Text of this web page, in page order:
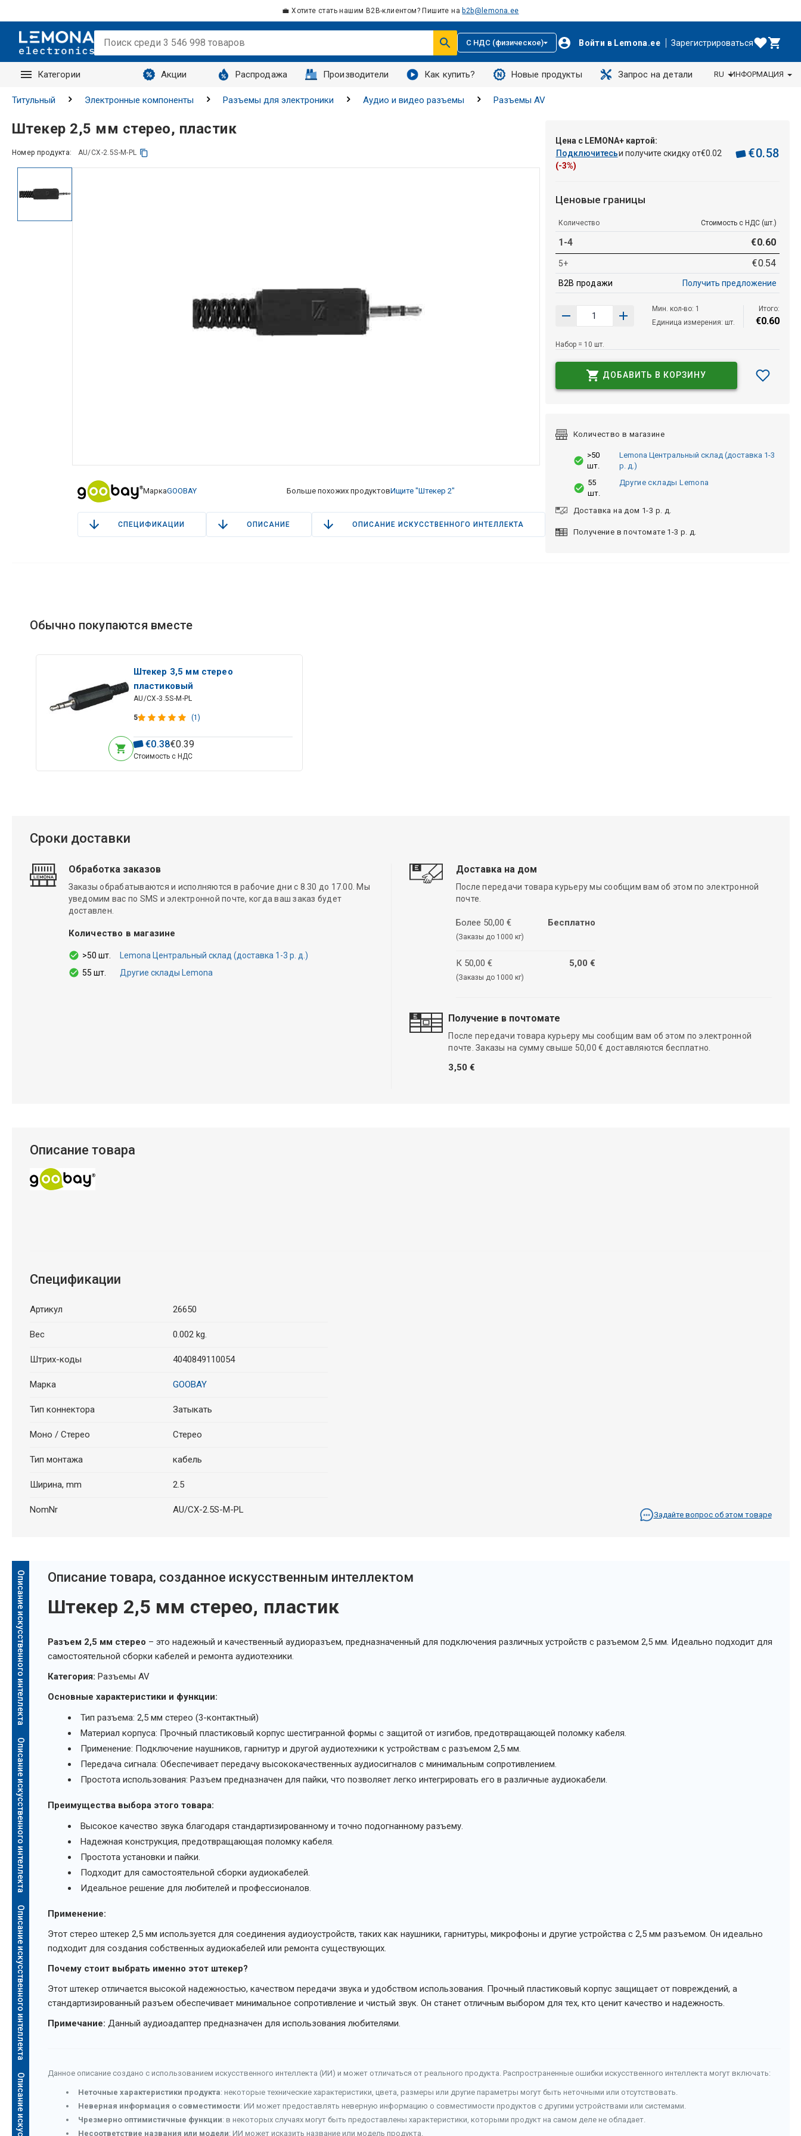
💼 Хотите стать нашим B2B-клиентом? Пишите на b2b@lemona.ee
С НДС (физическое) Войти в Lemona.ee Зарегистрироваться
Категории Акции Распродажа Производители Как купить? Новые продукты Запрос на детали
Запросы
RU ИНФОРМАЦИЯ
Титульный Электронные компоненты Разъемы для электроники Аудио и видео разъемы Разъемы AV
Штекер 2,5 мм стерео, пластик
Номер продукта: AU/CX-2.5S-M-PL
МаркаGOOBAY Больше похожих продуктовИщите "Штекер 2"
СПЕЦИФИКАЦИИ ОПИСАНИЕ ОПИСАНИЕ ИСКУССТВЕННОГО ИНТЕЛЛЕКТА
Цена с LEMONA+ картой:
Подключитесьи получите скидку от€0 02
(-3%)
€0.58
Ценовые границы
Количество Стоимость с НДС (шт.)
1-4 €0.60
5+ €0.54
B2B продажи Получить предложение
Мин. кол-во: 1
Единица измерения: шт.
Итого:
€0.60
Набор = 10 шт.
ДОБАВИТЬ В КОРЗИНУ
Количество в магазине
>50
шт.
Lemona Центральный склад (доставка 1-3
р. д.)
55
шт.
Другие склады Lemona
Доставка на дом 1-3 р. д.
Получение в почтомате 1-3 р. д.
Обычно покупаются вместе
Штекер 3,5 мм стерео
пластиковый
AU/CX-3.5S-M-PL
5 (1)
€0.38€0.39
Стоимость с НДС
Сроки доставки
Обработка заказов
Заказы обрабатываются и исполняются в рабочие дни с 8.30 до 17.00. Мы
уведомим вас по SMS и электронной почте, когда ваш заказ будет
доставлен.
Количество в магазине
>50 шт.
Lemona Центральный склад (доставка 1-3 р. д.)
55 шт.
Другие склады Lemona
Доставка на дом
После передачи товара курьеру мы сообщим вам об этом по электронной
почте.
Более 50,00 €
(Заказы до 1000 кг)
Бесплатно
К 50,00 €
(Заказы до 1000 кг)
5,00 €
Получение в почтомате
После передачи товара курьеру мы сообщим вам об этом по электронной
почте. Заказы на сумму свыше 50,00 € доставляются бесплатно.
3,50 €
Описание товара
Спецификации
Артикул 26650
Вес 0.002 kg.
Штрих-коды 4040849110054
Марка GOOBAY
Тип коннектора Затыкать
Моно / Стерео Стерео
Тип монтажа кабель
Ширина, mm 2.5
NomNr AU/CX-2.5S-M-PL Задайте вопрос об этом товаре
Описание искусственного интеллекта
Описание искусственного интеллекта
Описание искусственного интеллекта
Oписание товара, созданное искусственным интеллектом
Штекер 2,5 мм стерео, пластик
Разъем 2,5 мм стерео – это надежный и качественный аудиоразъем, предназначенный для подключения различных устройств с разъемом 2,5 мм. Идеально подходит для
самостоятельной сборки кабелей и ремонта аудиотехники.
Категория: Разъемы AV
Основные характеристики и функции:
Тип разъема: 2,5 мм стерео (3-контактный)
Материал корпуса: Прочный пластиковый корпус шестигранной формы с защитой от изгибов, предотвращающей поломку кабеля.
Применение: Подключение наушников, гарнитур и другой аудиотехники к устройствам с разъемом 2,5 мм.
Передача сигнала: Обеспечивает передачу высококачественных аудиосигналов с минимальным сопротивлением.
Простота использования: Разъем предназначен для пайки, что позволяет легко интегрировать его в различные аудиокабели.
Преимущества выбора этого товара:
Высокое качество звука благодаря стандартизированному и точно подогнанному разъему.
Надежная конструкция, предотвращающая поломку кабеля.
Простота установки и пайки.
Подходит для самостоятельной сборки аудиокабелей.
Идеальное решение для любителей и профессионалов.
Применение:
Этот стерео штекер 2,5 мм используется для соединения аудиоустройств, таких как наушники, гарнитуры, микрофоны и другие устройства с 2,5 мм разъемом. Он идеально
подходит для создания собственных аудиокабелей или ремонта существующих.
Почему стоит выбрать именно этот штекер?
Этот штекер отличается высокой надежностью, качеством передачи звука и удобством использования. Прочный пластиковый корпус защищает от повреждений, а
стандартизированный разъем обеспечивает минимальное сопротивление и чистый звук. Он станет отличным выбором для тех, кто ценит качество и надежность.
Примечание: Данный аудиоадаптер предназначен для использования любителями.
Данное описание создано с использованием искусственного интеллекта (ИИ) и может отличаться от реального продукта. Распространенные ошибки искусственного интеллекта могут включать:
Неточные характеристики продукта: некоторые технические характеристики, цвета, размеры или другие параметры могут быть неточными или отсутствовать.
Неверная информация о совместимости: ИИ может предоставлять неверную информацию о совместимости продуктов с другими устройствами или системами.
Чрезмерно оптимистичные функции: в некоторых случаях могут быть предоставлены характеристики, которыми продукт на самом деле не обладает.
Несоответствие названия или модели: ИИ может исказить название или модель продукта.